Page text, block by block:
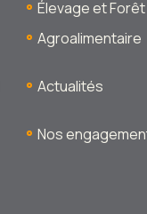
Élevage et Forêt
Agroalimentaire
Actualités
Nos